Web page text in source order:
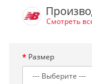
Смотреть
Размер